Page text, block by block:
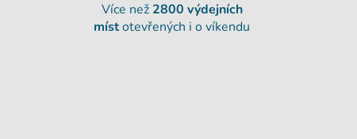
Více než 2800 výdejních
místotevřených i o víkendu